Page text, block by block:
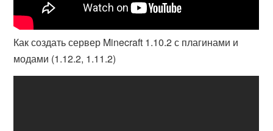
Как создать сервер Minecraft 1.10.2 с плагинами и
модами (1.12.2, 1.11.2)